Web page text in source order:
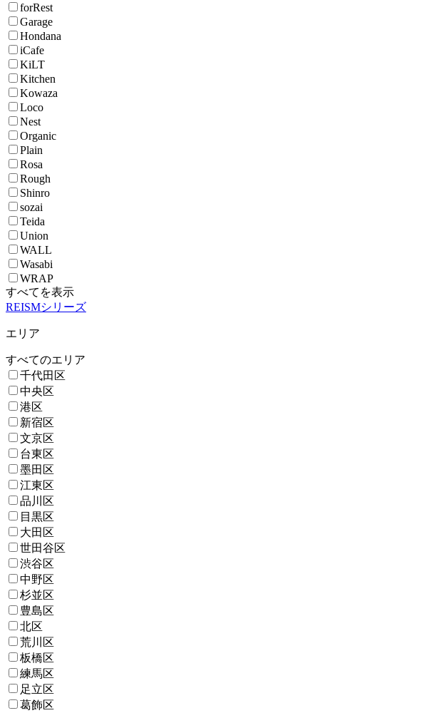
forRest
Garage
Hondana
iCafe
KiLT
Kitchen
Kowaza
Loco
Nest
Organic
Plain
Rosa
Rough
Shinro
sozai
Teida
Union
WALL
Wasabi
WRAP
すべてを表示
REISMシリーズ
エリア
すべてのエリア
千代田区
中央区
港区
新宿区
文京区
台東区
墨田区
江東区
品川区
目黒区
大田区
世田谷区
渋谷区
中野区
杉並区
豊島区
北区
荒川区
板橋区
練馬区
足立区
葛飾区